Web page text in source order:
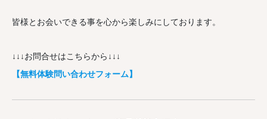
皆様とお会いできる事を心から楽しみにしております。
↓↓↓お問合せはこちらから↓↓↓
【無料体験問い合わせフォーム】